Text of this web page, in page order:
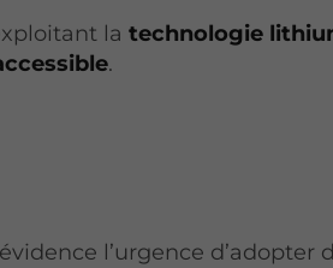
latechnologie
.
l’urgence d’adopter